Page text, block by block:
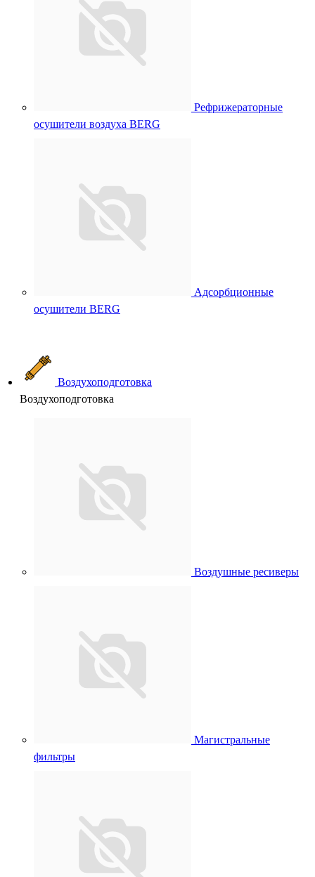
Рефрижераторные
осушители воздуха BERG
Адсорбционные
осушители BERG
Воздухоподготовка
Воздухоподготовка
Воздушные ресиверы
Магистральные
фильтры